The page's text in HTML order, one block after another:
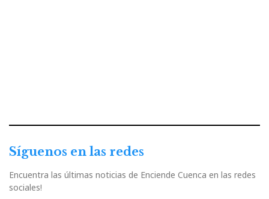
Síguenos en las redes
Encuentra las últimas noticias de Enciende Cuenca en las redes
sociales!